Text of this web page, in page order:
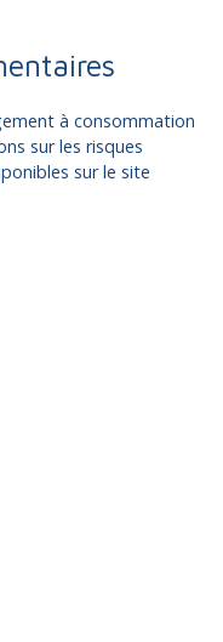
à consommation
sur les risques
sur le site